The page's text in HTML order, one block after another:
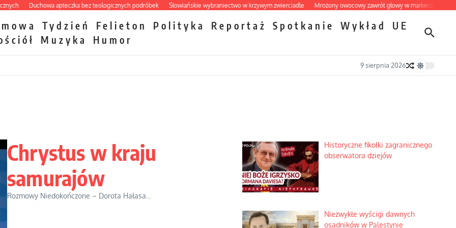
Duchowa apteczka bez teologicznych podróbek Słowiańskie wybraniectwo w krzywym zwierciadle Mrożony owocowy zawrót głowy w marketach
Tydzień Felieton Polityka Reportaż Spotkanie Wykład
UE
Muzyka Humor
9 sierpnia 2026
Chrystus w kraju
samurajów
Rozmowy Niedokończone – Dorota Hałasa...
Historyczne fikołki zagranicznego
obserwatora dziejów
Niezwykłe wyścigi dawnych
osadników w Palestynie